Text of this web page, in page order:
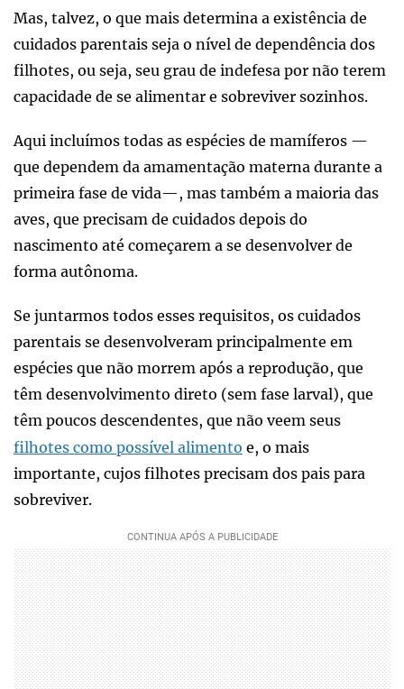
Mas, talvez, o que mais determina a existência de
cuidados parentais seja o nível de dependência dos
filhotes, ou seja, seu grau de indefesa por não terem
capacidade de se alimentar e sobreviver sozinhos.
Aqui incluímos todas as espécies de mamíferos —
que dependem da amamentação materna durante a
primeira fase de vida—, mas também a maioria das
aves, que precisam de cuidados depois do
nascimento até começarem a se desenvolver de
forma autônoma.
Se juntarmos todos esses requisitos, os cuidados
parentais se desenvolveram principalmente em
espécies que não morrem após a reprodução, que
têm desenvolvimento direto (sem fase larval), que
têm poucos descendentes, que não veem seus
filhotes como possível alimento e, o mais
importante, cujos filhotes precisam dos pais para
sobreviver.